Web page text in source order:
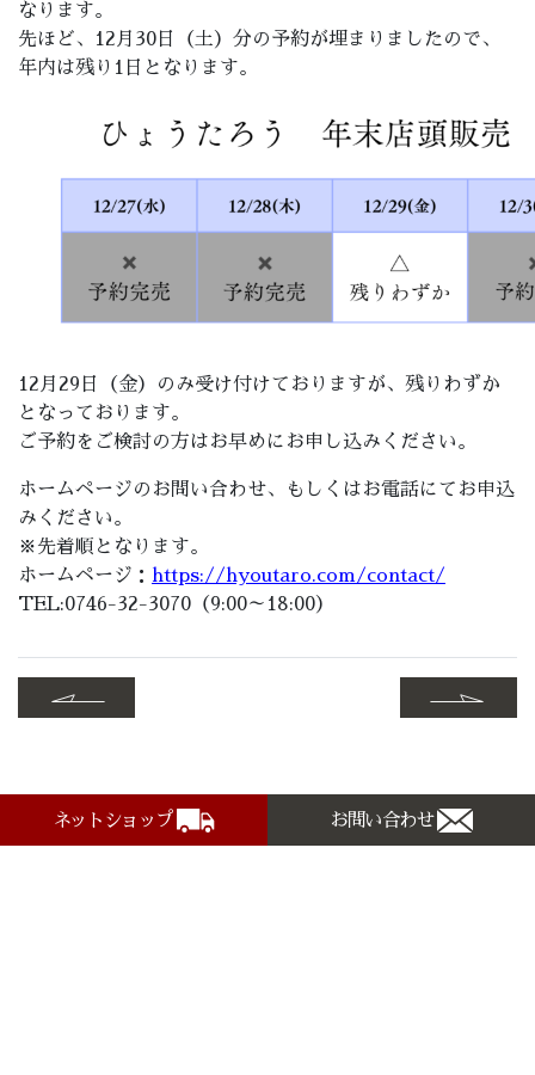
なります。
先ほど、12月30日（土）分の予約が埋まりましたので、
年内は残り1日となります。
12月29日（金）のみ受け付けておりますが、残りわずか
となっております。
ご予約をご検討の方はお早めにお申し込みください。
ホームページのお問い合わせ、もしくはお電話にてお申込
みください。
※先着順となります。
ホームページ： https://hyoutaro.com/contact/
TEL:0746-32-3070（9:00～18:00）
ネットショップ お問い合わせ